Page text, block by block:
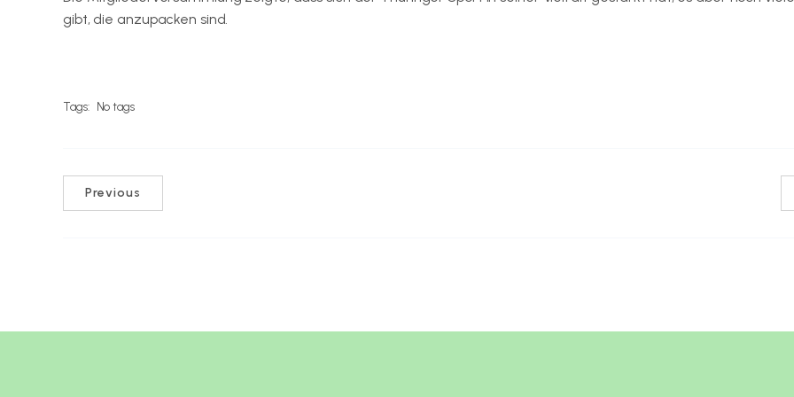
gibt, die anzupacken sind.
Tags: No tags
Previous